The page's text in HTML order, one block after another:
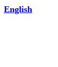
English